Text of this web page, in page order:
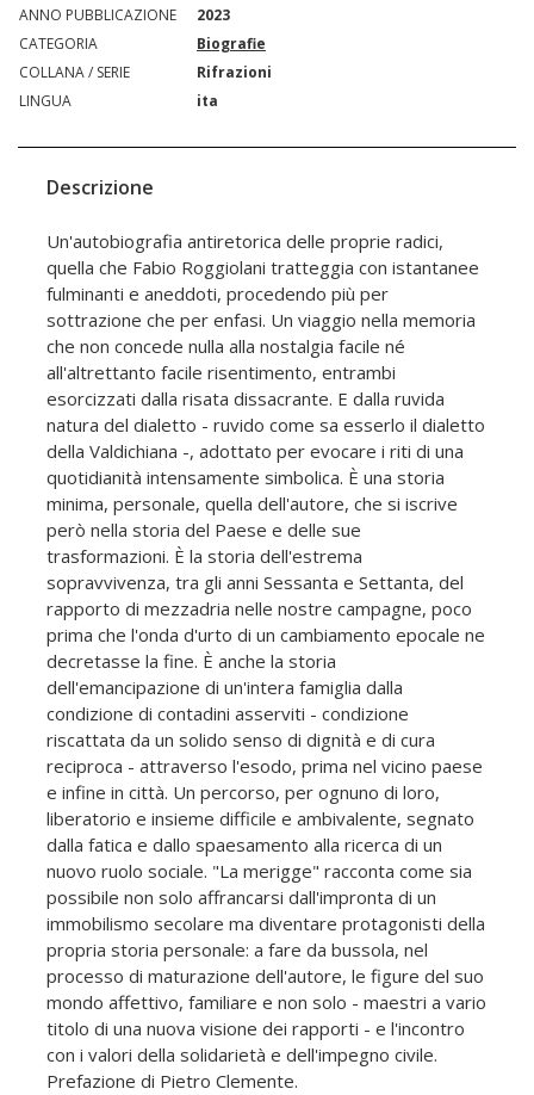
ANNO PUBBLICAZIONE
2023
CATEGORIA
Biografie
COLLANA / SERIE
Rifrazioni
LINGUA
ita
Descrizione
Un'autobiografia antiretorica delle proprie radici,
quella che Fabio Roggiolani tratteggia con istantanee
fulminanti e aneddoti, procedendo più per
sottrazione che per enfasi. Un viaggio nella memoria
che non concede nulla alla nostalgia facile né
all'altrettanto facile risentimento, entrambi
esorcizzati dalla risata dissacrante. E dalla ruvida
natura del dialetto - ruvido come sa esserlo il dialetto
della Valdichiana -, adottato per evocare i riti di una
quotidianità intensamente simbolica. È una storia
minima, personale, quella dell'autore, che si iscrive
però nella storia del Paese e delle sue
trasformazioni. È la storia dell'estrema
sopravvivenza, tra gli anni Sessanta e Settanta, del
rapporto di mezzadria nelle nostre campagne, poco
prima che l'onda d'urto di un cambiamento epocale ne
decretasse la fine. È anche la storia
dell'emancipazione di un'intera famiglia dalla
condizione di contadini asserviti - condizione
riscattata da un solido senso di dignità e di cura
reciproca - attraverso l'esodo, prima nel vicino paese
e infine in città. Un percorso, per ognuno di loro,
liberatorio e insieme difficile e ambivalente, segnato
dalla fatica e dallo spaesamento alla ricerca di un
nuovo ruolo sociale. "La merigge" racconta come sia
possibile non solo affrancarsi dall'impronta di un
immobilismo secolare ma diventare protagonisti della
propria storia personale: a fare da bussola, nel
processo di maturazione dell'autore, le figure del suo
mondo affettivo, familiare e non solo - maestri a vario
titolo di una nuova visione dei rapporti - e l'incontro
con i valori della solidarietà e dell'impegno civile.
Prefazione di Pietro Clemente.